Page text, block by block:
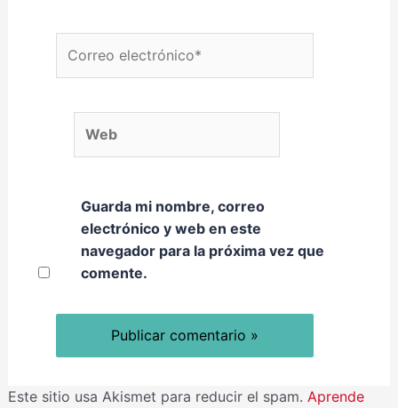
Guarda mi nombre, correo
electrónico y web en este
navegador para la próxima vez que
comente.
Este sitio usa Akismet para reducir el spam. Aprende